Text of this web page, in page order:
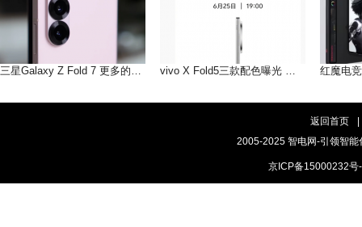
三星Galaxy Z Fold 7 更多的AI即将到来 vivo X Fold5三款配色曝光 轻薄手感，和你好搭
返回首页
2005-2025 智电网-引领智
京ICP备15000232号